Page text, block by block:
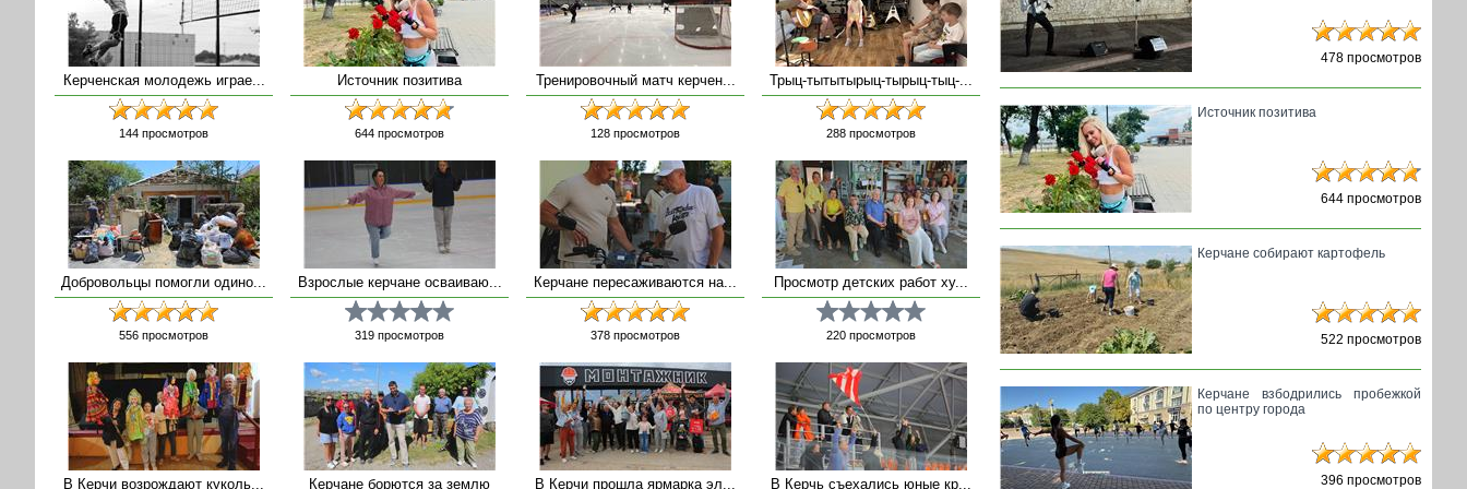
Керченская молодежь играе...
144 просмотров
Источник позитива
644 просмотров
Тренировочный матч керчен...
128 просмотров
Трыц-тытытырыц-тырыц-тыц-...
288 просмотров
Добровольцы помогли одино...
556 просмотров
Взрослые керчане осваиваю...
319 просмотров
Керчане пересаживаются на...
378 просмотров
Просмотр детских работ ху...
220 просмотров
В Керчи возрождают куколь... Керчане борются за землю В Керчи прошла ярмарка эл... В Керчь съехались юные кр...
478 просмотров
Источник позитива
644 просмотров
Керчане собирают картофель
522 просмотров
Керчане взбодрились пробежкой
по центру города
396 просмотров